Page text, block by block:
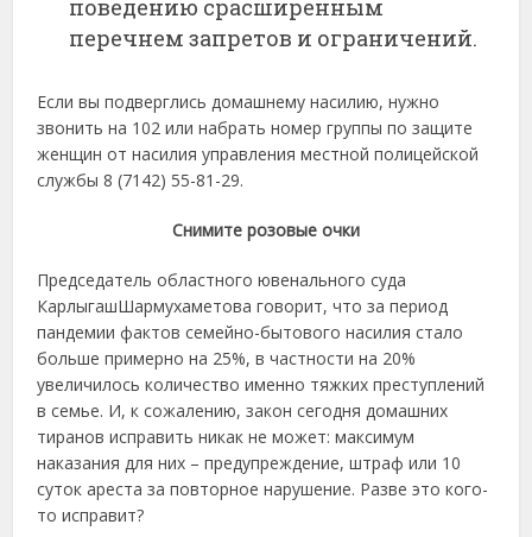
поведению срасширенным
перечнем запретов и ограничений.
Если вы подверглись домашнему насилию, нужно
звонить на 102 или набрать номер группы по защите
женщин от насилия управления местной полицейской
службы 8 (7142) 55-81-29.
Снимите розовые очки
Председатель областного ювенального суда
КарлыгашШармухаметова говорит, что за период
пандемии фактов семейно-бытового насилия стало
больше примерно на 25%, в частности на 20%
увеличилось количество именно тяжких преступлений
в семье. И, к сожалению, закон сегодня домашних
тиранов исправить никак не может: максимум
наказания для них – предупреждение, штраф или 10
суток ареста за повторное нарушение. Разве это кого-
то исправит?